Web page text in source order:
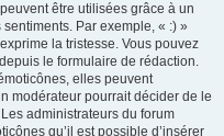
être utilisées grâce à un
Par exemple, « :) »
la tristesse. Vous pouvez
le formulaire de rédaction.
elles peuvent
modérateur pourrait décider de le
administrateurs du forum
qu’il est possible d’insérer